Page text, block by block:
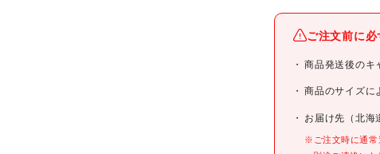
ブランド名
商品名
型式
ご注文前に
商品発送後のキ
商品のサイズに
お届け先（北海
※ご注文時に通常